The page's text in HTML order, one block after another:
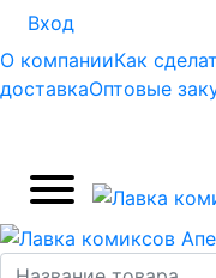
Вход
О компанииКак
доставкаОптовые